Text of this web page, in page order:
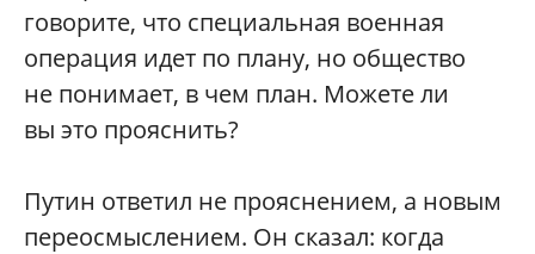
говорите, что специальная военная
операция идет по плану, но общество
не понимает, в чем план. Можете ли
вы это прояснить?
Путин ответил не прояснением, а новым
переосмыслением. Он сказал: когда